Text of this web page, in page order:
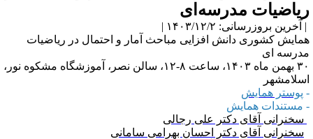
مدرسه‌ای
بروزرسانی: ۱۴۰۳/۱۲/۲ |
کشوری دانش افزایی مباحث آمار و احتمال در ریاضیات
ای
۳۰ بهمن ماه ۱۴۰۳، ساعت ۸-۱۲، سالن نصر، آموزشگاه مشکوه نور،
پوستر همایش
مستندات همایش
سخنرانی آقای دکتر علی رجالی
سخنرانی آقای دکتر احسان بهرامی سامانی